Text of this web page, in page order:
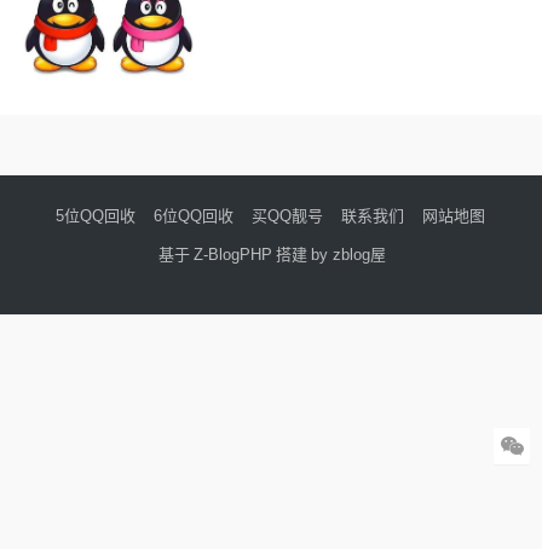
5位QQ回收 6位QQ回收 买QQ靓号 联系我们 网站地图
基于 Z-BlogPHP 搭建 by zblog屋